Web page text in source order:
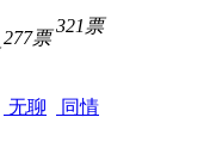
277票
无聊
321票
同情